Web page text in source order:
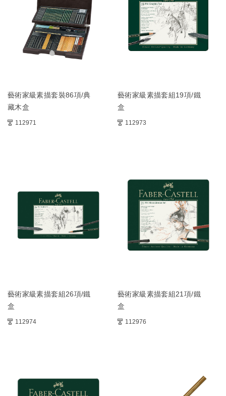
藝術家級素描套裝86項/典
藏木盒
112971
藝術家級素描套組19項/鐵
盒
112973
藝術家級素描套組26項/鐵
盒
112974
藝術家級素描套組21項/鐵
盒
112976